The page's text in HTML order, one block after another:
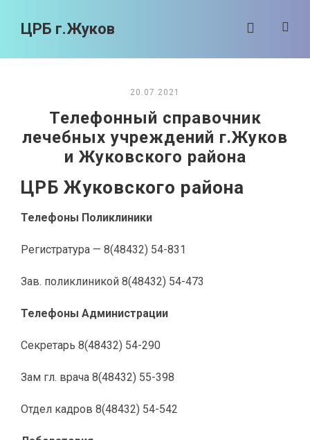
ЦРБ г.Жуков
20.07.2021
Телефонный справочник
лечебных учреждений г.Жуков
и Жуковского района
ЦРБ Жуковского района
Телефоны Поликлиники
Регистратура — 8(48432) 54-831
Зав. поликлиникой 8(48432) 54-473
Телефоны Администрации
Секретарь 8(48432) 54-290
Зам гл. врача 8(48432) 55-398
Отдел кадров 8(48432) 54-542